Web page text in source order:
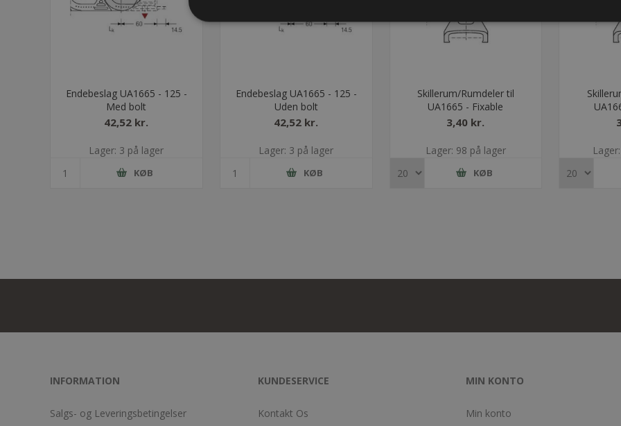
Endebeslag UA1665 - 125 -
Med bolt
42,52 kr.
Lager: 3 på lager
KØB
Endebeslag UA1665 - 125 -
Uden bolt
42,52 kr.
Lager: 3 på lager
KØB
Skillerum/Rumdeler til
UA1665 - Fixable
3,40 kr.
Lager: 98 på lager
KØB
INFORMATION
Salgs- og Leveringsbetingelser
KUNDESERVICE
Kontakt Os
MIN KONTO
Min konto